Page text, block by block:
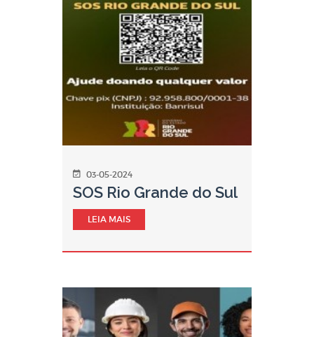
03-05-2024
SOS Rio Grande do Sul
LEIA MAIS